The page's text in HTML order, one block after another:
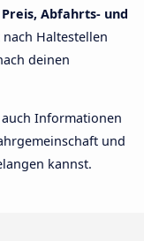
Preis, Abfahrts- und
Haltestellen
deinen
Informationen
und
kannst.